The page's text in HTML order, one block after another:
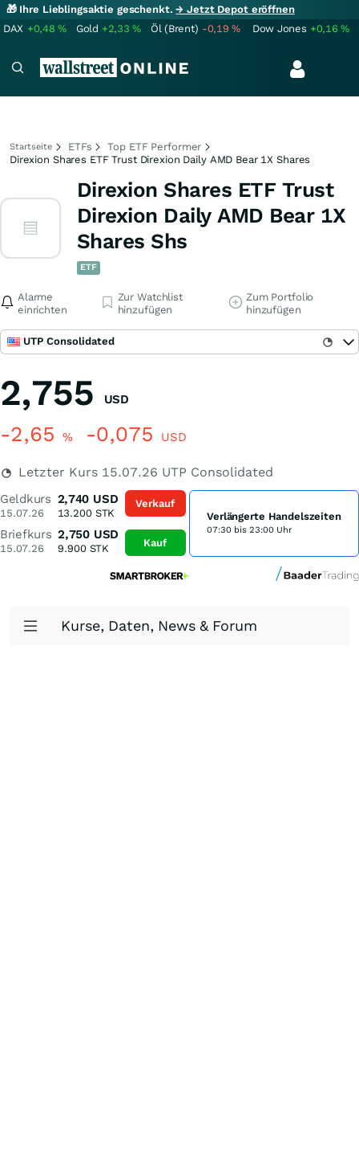
🎁 Ihre Lieblingsaktie geschenkt.→ Jetzt Depot eröffnen
DAX +0,48% Gold +2,33% Öl (Brent) -0,19% Dow Jones +0,16%
Startseite ETFs
Top ETF Performer
Direxion Shares ETF Trust Direxion Daily AMD Bear 1X Shares
Direxion Shares ETF Trust
Direxion Daily AMD Bear 1X
Shares Shs
ETF
Alarme
einrichten
Zur Watchlist
hinzufügen
Zum Portfolio
hinzufügen
UTP Consolidated
2,755 USD
-2,65 % -0,075 USD
Letzter Kurs 15.07.26 UTP Consolidated
Geldkurs
15.07.26
2,740 USD
13.200STK
Briefkurs
15.07.26
2,750 USD
9.900STK
Verkauf
Kauf
Verlängerte Handelszeiten
07:30 bis 23:00 Uhr
Kurse, Daten, News & Forum